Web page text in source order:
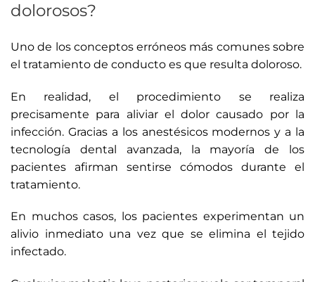
dolorosos?
Uno de los conceptos erróneos más comunes sobre
el tratamiento de conducto es que resulta doloroso.
En realidad, el procedimiento se realiza
precisamente para aliviar el dolor causado por la
infección. Gracias a los anestésicos modernos y a la
tecnología dental avanzada, la mayoría de los
pacientes afirman sentirse cómodos durante el
tratamiento.
En muchos casos, los pacientes experimentan un
alivio inmediato una vez que se elimina el tejido
infectado.